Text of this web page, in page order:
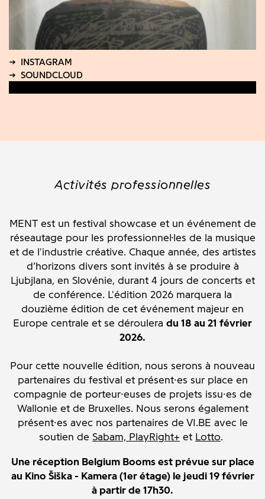
Activités professionnelles
MENT est un festival showcase et un événement de
réseautage pour les professionnel·les de la musique
et de l'industrie créative. Chaque année, des artistes
d’horizons divers sont invités à se produire à
Ljubjlana, en Slovénie, durant 4 jours de concerts et
de conférence. L'édition 2026 marquera la
douzième édition de cet événement majeur en
Europe centrale et se déroulera du 18 au 21 février
2026.
Pour cette nouvelle édition, nous serons à nouveau
partenaires du festival et présent·es sur place en
compagnie de porteur·euses de projets issu·es de
Wallonie et de Bruxelles. Nous serons également
présent·es avec nos partenaires de VI.BE avec le
soutien de Sabam, PlayRight+ et Lotto.
Une réception Belgium Booms est prévue sur place
au Kino Šiška - Kamera (1er étage) le jeudi 19 février
à partir de 17h30.